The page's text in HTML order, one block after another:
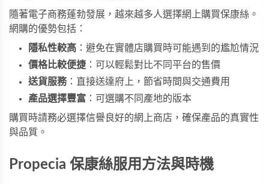
隨著電子商務蓬勃發展，越來越多人選擇網上購買保康絲。
網購的優勢包括：
隱私性較高 ：避免在實體店購買時可能遇到的尷尬情況
價格比較便捷：可以輕鬆對比不同平台的售價
送貨服務 ：直接送達府上，節省時間與交通費用
產品選擇豐富 ：可選購不同產地的版本
購買時請務必選擇信譽良好的網上商店，確保產品的真實性
與品質。
Propecia 保康絲服用方法與時機